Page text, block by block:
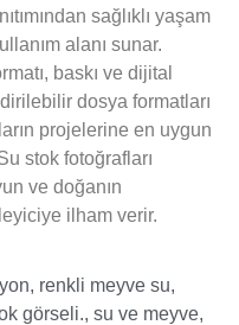
sağlıklı yaşam
alanı sunar.
baskı ve dijital
dosya formatları
projelerine en uygun
stok fotoğrafları
ve doğanın
ilham verir.
, renkli meyve su,
görseli., su ve meyve,